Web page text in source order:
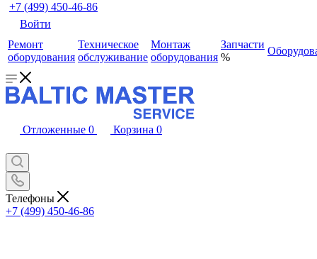
+7 (499) 450-46-86
Войти
Ремонт
оборудования
Техническое
обслуживание
Монтаж
оборудования
Запчасти
%
Отложенные 0 Корзина 0
Телефоны
+7 (499) 450-46-86